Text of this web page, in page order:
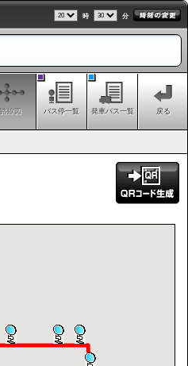
時 分
路線図 バス停一覧 発車バス一覧 戻る